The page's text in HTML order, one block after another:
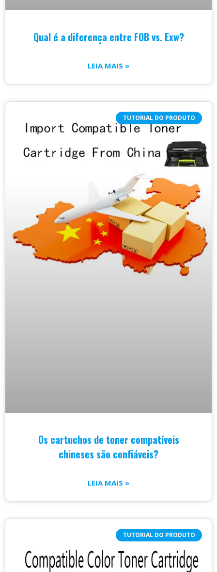
Qual é a diferença entre FOB vs. Exw?
LEIA MAIS »
TUTORIAL DO PRODUTO
Os cartuchos de toner compatíveis
chineses são confiáveis?
LEIA MAIS »
TUTORIAL DO PRODUTO